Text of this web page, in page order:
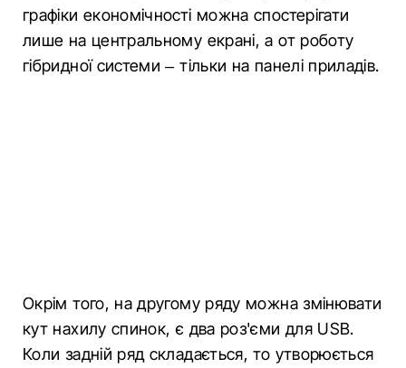
графіки економічності можна спостерігати
лише на центральному екрані, а от роботу
гібридної системи – тільки на панелі приладів.
Окрім того, на другому ряду можна змінювати
кут нахилу спинок, є два роз'єми для USB.
Коли задній ряд складається, то утворюється